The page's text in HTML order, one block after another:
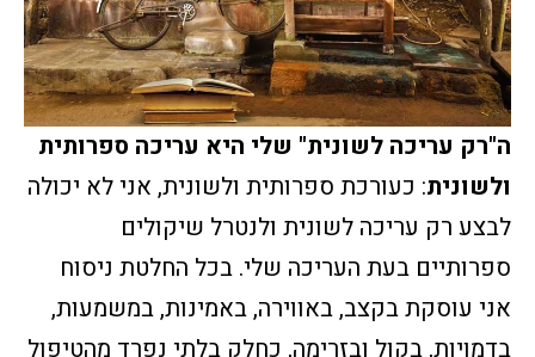
ה"רק עריכה לשונית" שלי היא עריכה ספרותית
ולשונית: כעורכת ספרותית ולשונית, אני לא יכולה
לבצע רק עריכה לשונית ולנטרל שיקולים
ספרותיים בעת העריכה שלי. בכל החלטת ניסוח
אני עוסקת בקצב, באווירה, באמינות, במשמעות,
בדמויות, בקול ובזרימה, כחלק בלתי נפרד מהטיפול